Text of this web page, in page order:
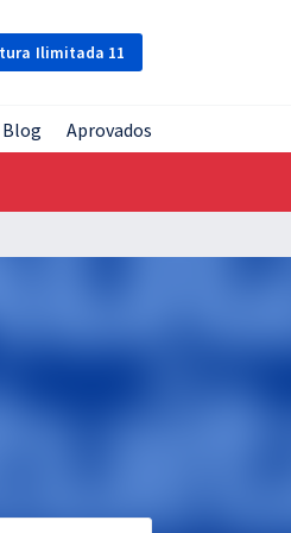
Ilimitada 11
Blog Aprovados